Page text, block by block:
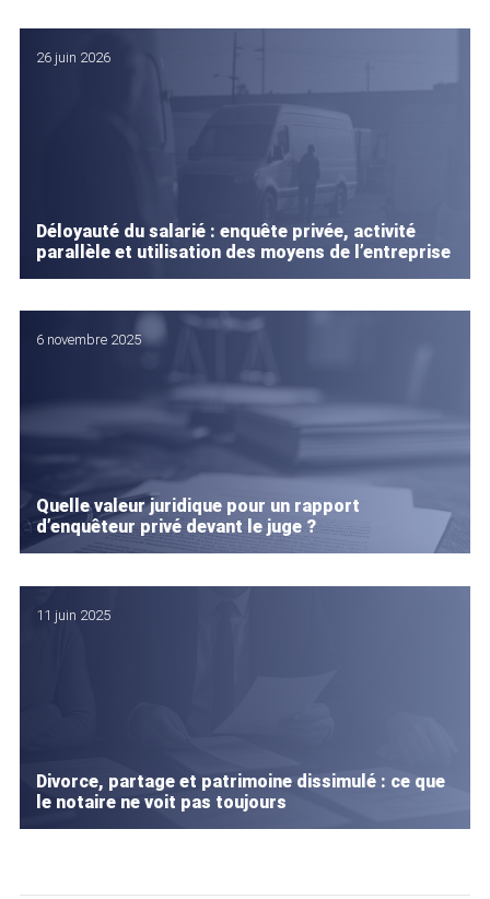
26 juin 2026
Déloyauté du salarié : enquête privée, activité
parallèle et utilisation des moyens de l’entreprise
6 novembre 2025
Quelle valeur juridique pour un rapport
d’enquêteur privé devant le juge ?
11 juin 2025
Divorce, partage et patrimoine dissimulé : ce que
le notaire ne voit pas toujours